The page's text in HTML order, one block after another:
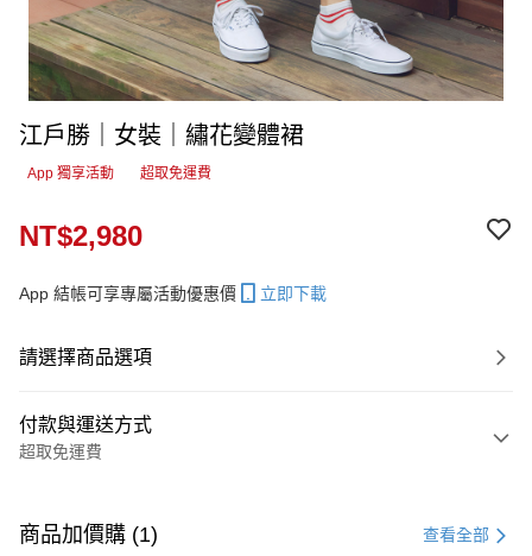
江戶勝｜女裝｜繡花變體裙
App 獨享活動 超取免運費
NT$2,980
App 結帳可享專屬活動優惠價 立即下載
請選擇商品選項
付款與運送方式
超取免運費
信用卡一次付款
商品加價購 (1) 查看全部